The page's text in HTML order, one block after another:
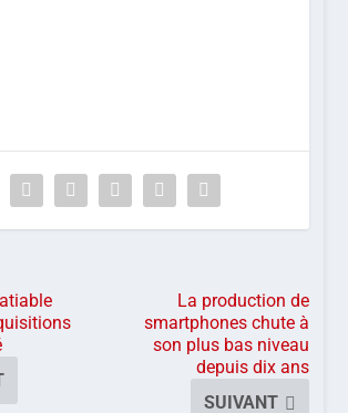
La production de
smartphones chute à
son plus bas niveau
depuis dix ans
SUIVANT